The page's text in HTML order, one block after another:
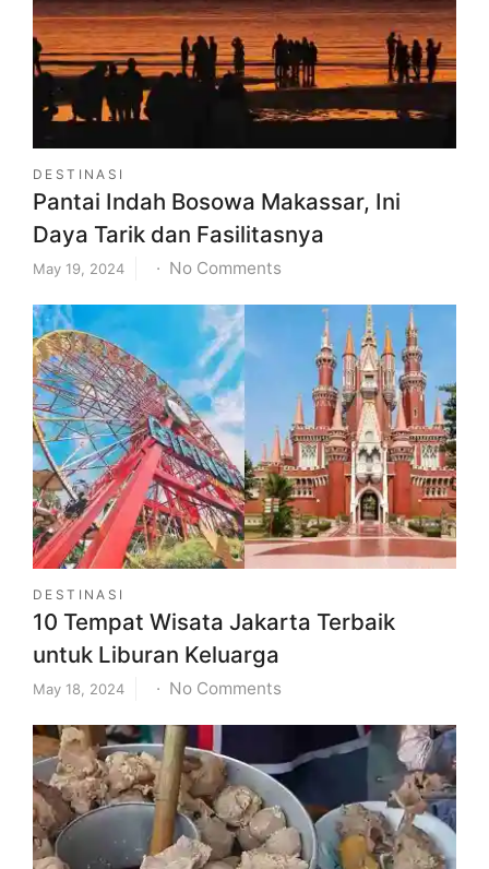
Wisata
Simpang
Lima
Semarang
(belum
DESTINASI
Pantai Indah Bosowa Makassar, Ini
Daya Tarik dan Fasilitasnya
May 19, 2024 No Comments
Indah
Bosowa
Makassar,
Ini
Daya
Tarik
dan
Fasilitasnya
DESTINASI
10 Tempat Wisata Jakarta Terbaik
untuk Liburan Keluarga
May 18, 2024 No Comments
Tempat
Wisata
Jakarta
Terbaik
untuk